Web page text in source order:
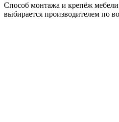
Способ монтажа и крепёж
выбирается производителем по